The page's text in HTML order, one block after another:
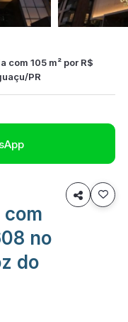
com 105 m² por R$
PR
no
do
